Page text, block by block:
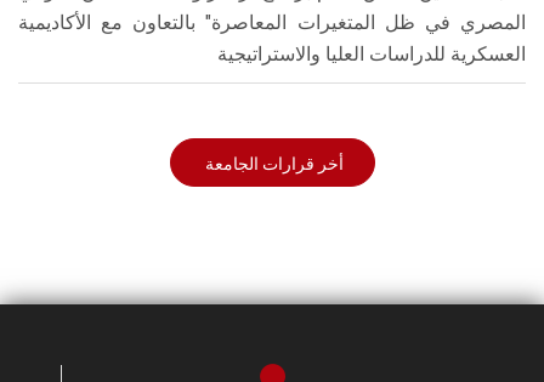
المصري في ظل المتغيرات المعاصرة" بالتعاون مع الأكاديمية
العسكرية للدراسات العليا والاستراتيجية
أخر قرارات الجامعة